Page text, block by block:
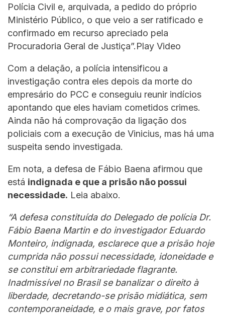
Polícia Civil e, arquivada, a pedido do próprio
Ministério Público, o que veio a ser ratificado e
confirmado em recurso apreciado pela
Procuradoria Geral de Justiça”.Play Video
Com a delação, a polícia intensificou a
investigação contra eles depois da morte do
empresário do PCC e conseguiu reunir indícios
apontando que eles haviam cometidos crimes.
Ainda não há comprovação da ligação dos
policiais com a execução de Vinicius, mas há uma
suspeita sendo investigada.
Em nota, a defesa de Fábio Baena afirmou que
está indignada e que a prisão não possui
necessidade. Leia abaixo.
“A defesa constituída do Delegado de polícia Dr.
Fábio Baena Martin e do investigador Eduardo
Monteiro, indignada, esclarece que a prisão hoje
cumprida não possui necessidade, idoneidade e
se constitui em arbitrariedade flagrante.
Inadmissível no Brasil se banalizar o direito à
liberdade, decretando-se prisão midiática, sem
contemporaneidade, e o mais grave, por fatos